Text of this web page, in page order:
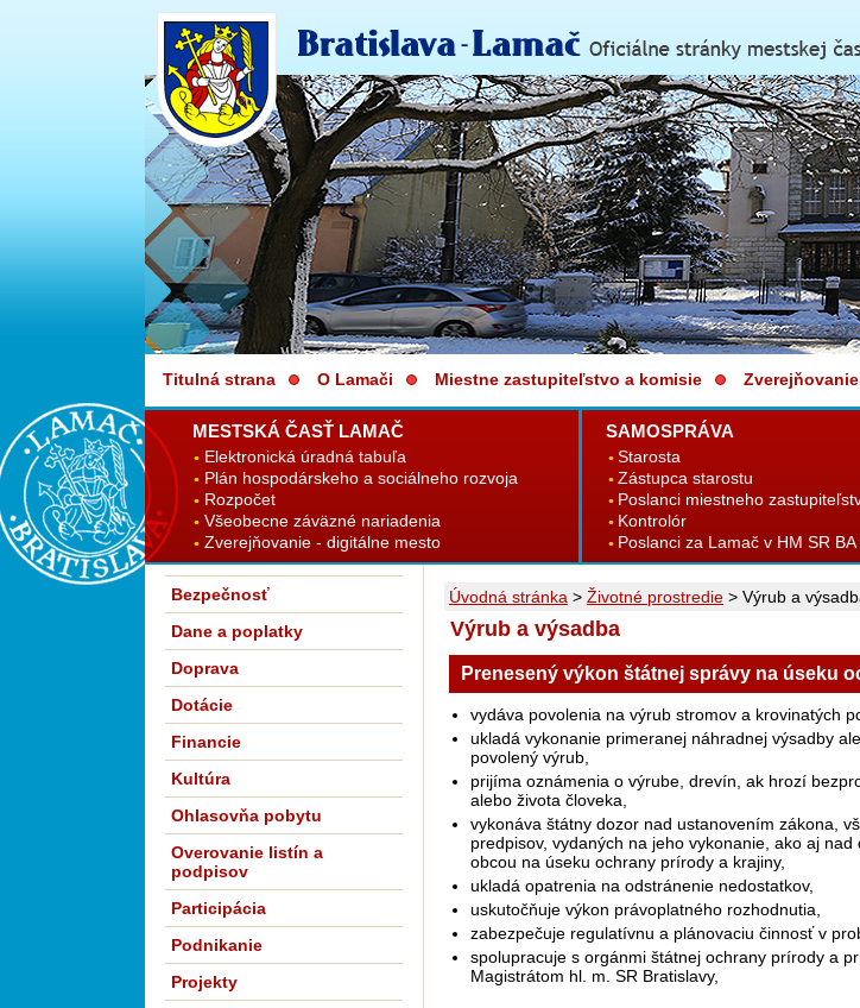
MESTSKÁ ČASŤ LAMAČ
Elektronická úradná tabuľa
Plán hospodárskeho a sociálneho rozvoja
Rozpočet
Všeobecne záväzné nariadenia
Zverejňovanie - digitálne mesto
SAMOSPRÁVA
Starosta
Zástupca starostu
Poslanci miestneho
Kontrolór
Poslanci za Lamač v HM SR BA
Úvodná stránka > Životné prostredie > Výrub a
Výrub a výsadba
Prenesený výkon štátnej správy na úseku
vydáva povolenia na výrub stromov a krovinatých
ukladá vykonanie primeranej náhradnej výsadby
povolený výrub,
prijíma oznámenia o výrube, drevín, ak hrozí
alebo života človeka,
vykonáva štátny dozor nad ustanovením zákona,
predpisov, vydaných na jeho vykonanie, ako aj
obcou na úseku ochrany prírody a krajiny,
ukladá opatrenia na odstránenie nedostatkov,
uskutočňuje výkon právoplatného rozhodnutia,
zabezpečuje regulatívnu a plánovaciu činnosť v
spolupracuje s orgánmi štátnej ochrany prírody a
Magistrátom hl. m. SR Bratislavy,
Bezpečnosť
Dane a poplatky
Doprava
Dotácie
Financie
Kultúra
Ohlasovňa pobytu
Overovanie listín a
podpisov
Participácia
Podnikanie
Projekty
Titulná strana O Lamači Miestne zastupiteľstvo a komisie Zverejňovanie